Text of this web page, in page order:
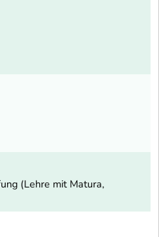
(Lehre mit Matura,